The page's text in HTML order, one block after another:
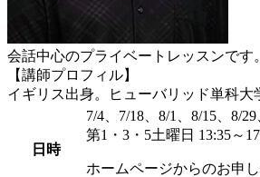
会話中心のプライベートレッスンで
【講師プロフィル】
イギリス出身。ヒューバリッド単科
日時
7/4、7/18、8/1、8/15、8/
第1・3・5土曜日 13:35～
ホームページからのお申